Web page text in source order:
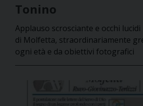
Tonino
Applauso scrosciante e occhi
di Molfetta, straordinariamente
ogni età e da obiettivi fotografici